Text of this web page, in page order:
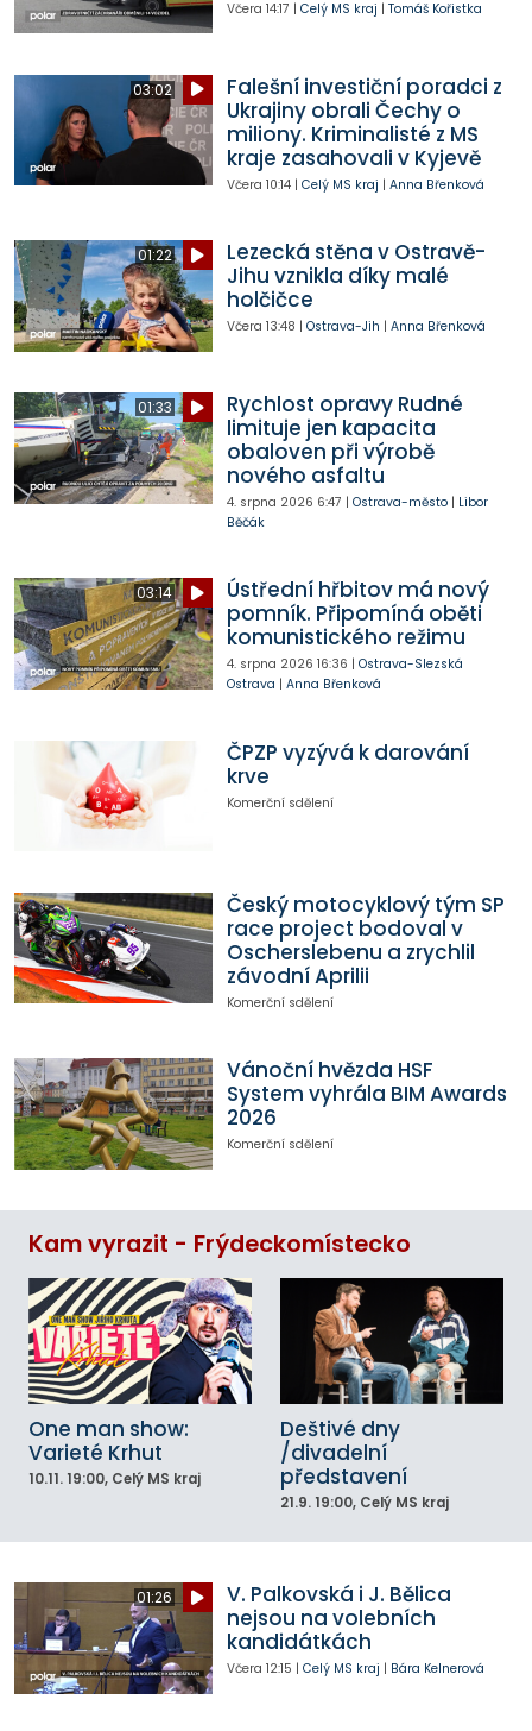
Včera 14:17 | Celý MS kraj | Tomáš Kořistka
03:02
Falešní investiční poradci z
Ukrajiny obrali Čechy o
miliony. Kriminalisté z MS
kraje zasahovali v Kyjevě
Včera 10:14| Celý MS kraj | Anna Břenková
01:22
Lezecká stěna v Ostravě-
Jihu vznikla díky malé
holčičce
Včera 13:48 | Ostrava-Jih | Anna Břenková
01:33
Rychlost opravy Rudné
limituje jen kapacita
obaloven při výrobě
nového asfaltu
4. srpna 2026 6:47 | Ostrava-město| Libor
Běčák
03:14
Ústřední hřbitov má nový
pomník. Připomíná oběti
komunistického režimu
4. srpna 2026 16:36 | Ostrava-Slezská
Ostrava | Anna Břenková
ČPZP vyzývá k darování
krve
Komerční sdělení
Český motocyklový tým SP
race project bodoval v
Oscherslebenu a zrychlil
závodní Aprilii
Komerční sdělení
Vánoční hvězda HSF
System vyhrála BIM Awards
2026
Komerční sdělení
Kam vyrazit - Frýdeckomístecko
One man show:
Varieté Krhut
10.11. 19:00, Celý MS kraj
Deštivé dny
/divadelní
představení
21.9. 19:00, Celý MS kraj
01:26
V. Palkovská i J. Bělica
nejsou na volebních
kandidátkách
Včera 12:15 | Celý MS kraj | Bára Kelnerová